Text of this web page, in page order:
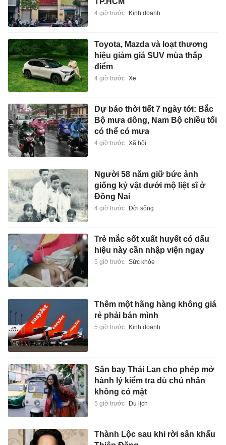
4 giờ trước Kinh doanh
Toyota, Mazda và loạt thương
hiệu giảm giá SUV mùa thấp
điểm
4 giờ trước Xe
Dự báo thời tiết 7 ngày tới: Bắc
Bộ mưa dông, Nam Bộ chiều tối
có thể có mưa
4 giờ trước Xã hội
Người 58 năm giữ bức ảnh
giống kỷ vật dưới mộ liệt sĩ ở
Đồng Nai
4 giờ trước Đời sống
Trẻ mắc sốt xuất huyết có dấu
hiệu này cần nhập viện ngay
5 giờ trước Sức khỏe
Thêm một hãng hàng không giá
rẻ phải bán mình
5 giờ trước Kinh doanh
Sân bay Thái Lan cho phép mở
hành lý kiểm tra dù chủ nhân
không có mặt
5 giờ trước Du lịch
Thành Lộc sau khi rời sân khấu